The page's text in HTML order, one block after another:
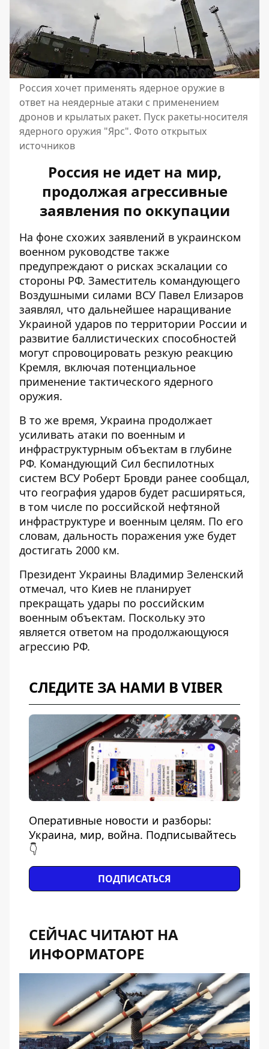
Россия хочет применять ядерное оружие в
ответ на неядерные атаки с применением
дронов и крылатых ракет. Пуск ракеты-носителя
ядерного оружия "Ярс". Фото открытых
источников
Россия не идет на мир,
продолжая агрессивные
заявления по оккупации
На фоне схожих заявлений в украинском
военном руководстве также
предупреждают о рисках эскалации со
стороны РФ. Заместитель командующего
Воздушными силами ВСУ Павел Елизаров
заявлял, что дальнейшее наращивание
Украиной ударов по территории России и
развитие баллистических способностей
могут спровоцировать резкую реакцию
Кремля, включая потенциальное
применение тактического ядерного
оружия.
В то же время, Украина продолжает
усиливать атаки по военным и
инфраструктурным объектам в глубине
РФ. Командующий Сил беспилотных
систем ВСУ Роберт Бровди ранее сообщал,
что география ударов будет расширяться,
в том числе по российской нефтяной
инфраструктуре и военным целям. По его
словам, дальность поражения уже будет
достигать 2000 км.
Президент Украины Владимир Зеленский
отмечал, что Киев не планирует
прекращать удары по российским
военным объектам. Поскольку это
является ответом на продолжающуюся
агрессию РФ.
СЛЕДИТЕ ЗА НАМИ В VIBER
Оперативные новости и разборы:
Украина, мир, война. Подписывайтесь
👇
ПОДПИСАТЬСЯ
СЕЙЧАС ЧИТАЮТ НА
ИНФОРМАТОРЕ